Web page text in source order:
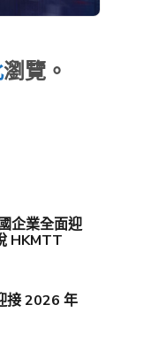
瀏覽。
企業全面迎
HKMTT
接 2026 年